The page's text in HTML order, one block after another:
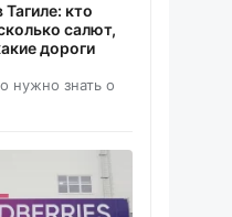
кто
салют,
дороги
нужно знать о